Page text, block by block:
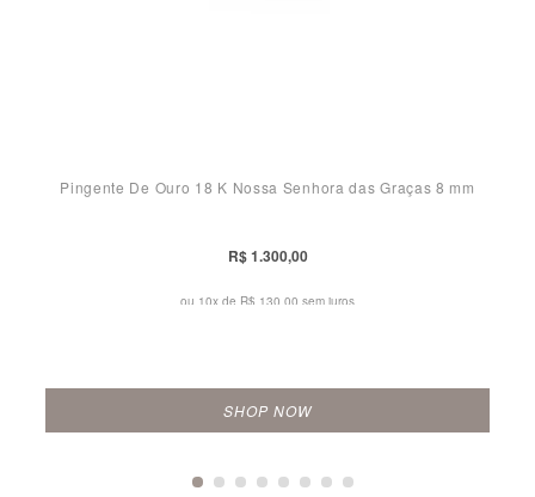
Pingente De Ouro 18 K Nossa Senhora das Graças 8 mm
R$ 1.300,00
ou 10x de R$ 130,00 sem juros
SHOP NOW